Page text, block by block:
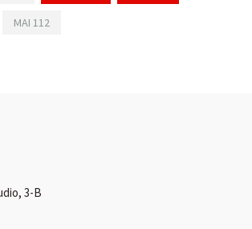
MAI 112
3-B